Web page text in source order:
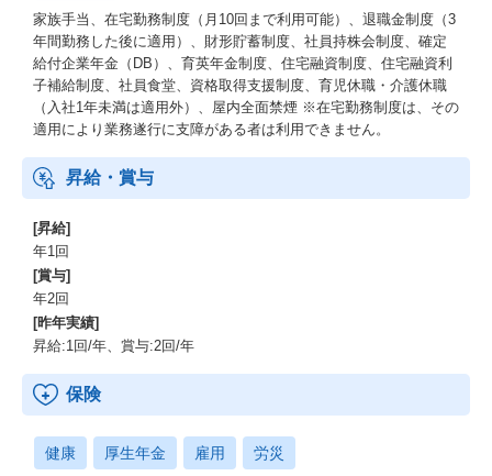
家族手当、在宅勤務制度（月10回まで利用可能）、退職金制度（3
年間勤務した後に適用）、財形貯蓄制度、社員持株会制度、確定
給付企業年金（DB）、育英年金制度、住宅融資制度、住宅融資利
子補給制度、社員食堂、資格取得支援制度、育児休職・介護休職
（入社1年未満は適用外）、屋内全面禁煙 ※在宅勤務制度は、その
適用により業務遂行に支障がある者は利用できません。
昇給・賞与
[昇給]
年1回
[賞与]
年2回
[昨年実績]
昇給:1回/年、賞与:2回/年
保険
健康 厚生年金 雇用 労災